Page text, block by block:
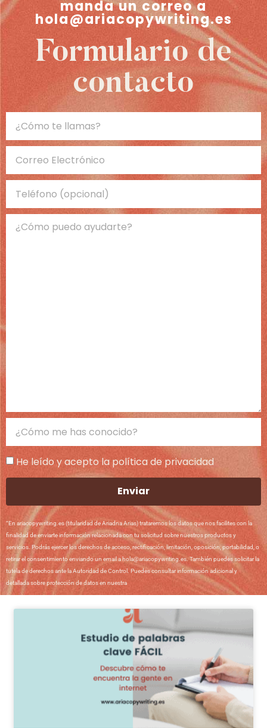
manda un correo a
hola@ariacopywriting.es
Formulario de
contacto
He leído y acepto la política de privacidad
Enviar
“En ariacopywriting.es (titularidad de Ariadna Arias) trataremos los datos que nos facilites con la
finalidad de enviarte información relacionada con tu solicitud sobre nuestros productos y
servicios. Podrás ejercer los derechos de acceso, rectificación, limitación, oposición, portabilidad, o
retirar el consentimiento enviando un email a hola@ariacopywriting.es. También puedes solicitar la
tutela de derechos ante la Autoridad de Control. Puedes consultar información adicional y
detallada sobre protección de datos en nuestra
Política de Privacidad